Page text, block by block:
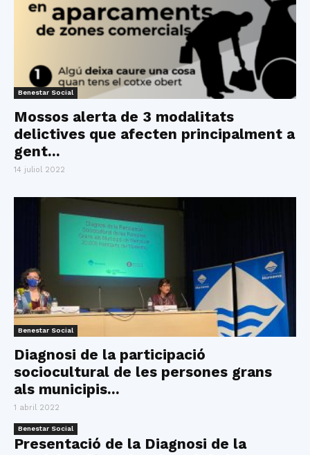
Benestar Social
Mossos alerta de 3 modalitats
delictives que afecten principalment a
gent...
14 juliol 2022
Benestar Social
Diagnosi de la participació
sociocultural de les persones grans
als municipis...
1 abril 2022
Benestar Social
Presentació de la Diagnosi de la